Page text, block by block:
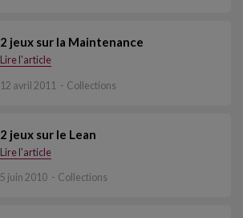
2 jeux sur la Maintenance
Lire l'article
12 avril 2011 Collections
2 jeux sur le Lean
Lire l'article
5 juin 2010 Collections